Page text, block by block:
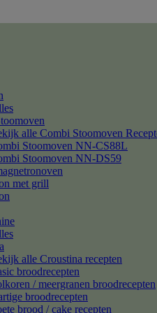
alle Combi Stoomoven
Stoomoven NN-CS88L
Stoomoven NN-DS59
met grill
alle Croustina recepten
broodrecepten
/ meergranen broodrecepten
broodrecepten
brood / cake recepten